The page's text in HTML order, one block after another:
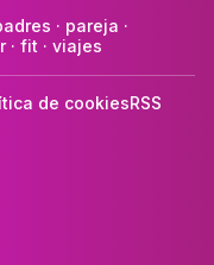
· pareja ·
· fit · viajes
de cookiesRSS